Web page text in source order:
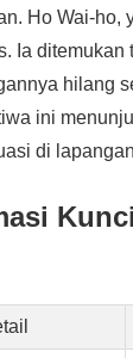
Ho Wai-ho,
Ia ditemukan
hilang
ini
di